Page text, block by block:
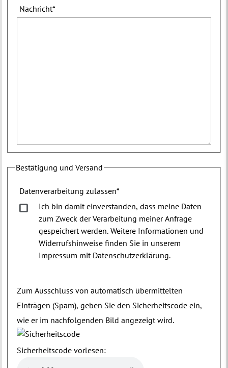
Nachricht*
Bestätigung und Versand
Datenverarbeitung zulassen*
Ich bin damit einverstanden, dass meine Daten
zum Zweck der Verarbeitung meiner Anfrage
gespeichert werden. Weitere Informationen und
Widerrufshinweise finden Sie in unserem
Impressum mit Datenschutzerklärung.
Zum Ausschluss von automatisch übermittelten
Einträgen (Spam), geben Sie den Sicherheitscode ein,
wie er im nachfolgenden Bild angezeigt wird.
Sicherheitscode vorlesen: